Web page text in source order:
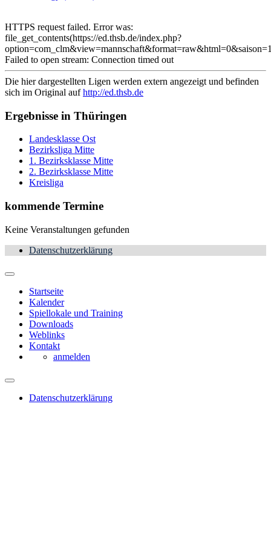
HTTPS request failed. Error was:
file_get_contents(https://ed.thsb.de/index.php?
Failed to open stream: Connection timed out
Die hier dargestellten Ligen werden extern angezeigt und befinden
sich im Original aufhttp://ed.thsb.de
Ergebnisse in Thüringen
Landesklasse Ost
Bezirksliga Mitte
1. Bezirksklasse Mitte
2. Bezirksklasse Mitte
Kreisliga
kommende Termine
Keine Veranstaltungen gefunden
Datenschutzerklärung
Startseite
Kalender
Spiellokale und Training
Downloads
Weblinks
Kontakt
anmelden
Datenschutzerklärung